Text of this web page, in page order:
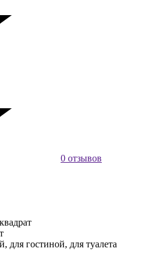
0 отзывов
квадрат
для гостиной, для туалета